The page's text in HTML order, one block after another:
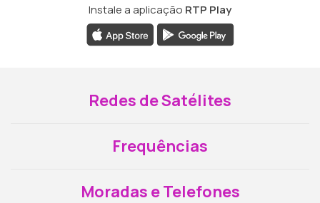
Instale a aplicação RTP Play
Redes de Satélites
Frequências
Moradas e Telefones